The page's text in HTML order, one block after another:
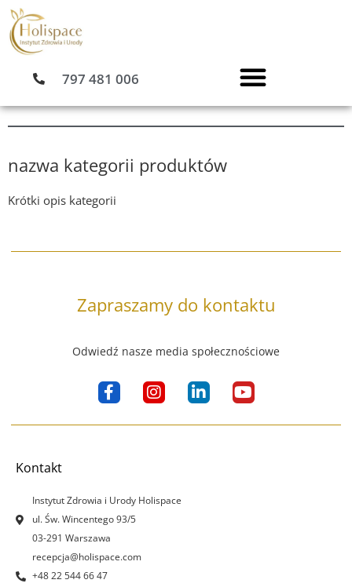
Przejdź
do
treści
797 481 006
nazwa kategorii produktów
Krótki opis kategorii
Zapraszamy do kontaktu
Odwiedź nasze media społecznościowe
F
a
c
k
-
f
I
n
s
a
L
i
n
Y
o
u
Kontakt
Instytut Zdrowia i Urody Holispace
ul. Św. Wincentego 93/5
03-291 Warszawa
recepcja@holispace.com
+48 22 544 66 47